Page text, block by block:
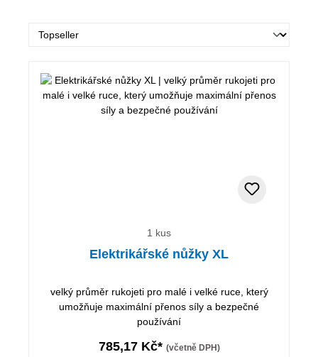
1 kus
Elektrikářské nůžky XL
velký průměr rukojeti pro malé i velké ruce, který
umožňuje maximální přenos síly a bezpečné
používání
785,17 Kč* (včetně DPH)